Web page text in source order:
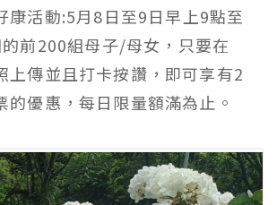
康活動:5月8日至9日早上9點至
前200組母子/母女，只要在
上傳並且打卡按讚，即可享有2
的優惠，每日限量額滿為止。